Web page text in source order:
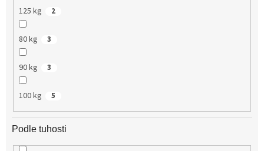
125 kg 2
80 kg 3
90 kg 3
100 kg 5
Podle tuhosti